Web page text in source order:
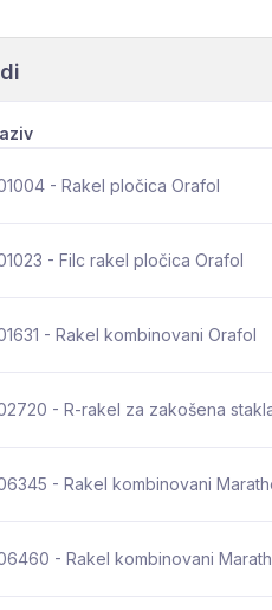
- Rakel pločica Orafol
- Filc rakel pločica Orafol
- Rakel kombinovani Orafol
- R-rakel za zakošena
- Rakel kombinovani
- Rakel kombinovani